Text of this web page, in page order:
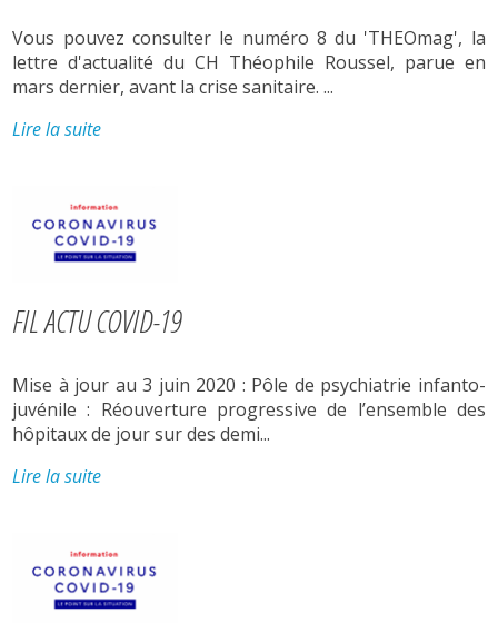
Vous pouvez consulter le numéro 8 du 'THEOmag', la
lettre d'actualité du CH Théophile Roussel, parue en
mars dernier, avant la crise sanitaire. ...
Lire la suite
FIL ACTU COVID-19
Mise à jour au 3 juin 2020 : Pôle de psychiatrie infanto-
juvénile : Réouverture progressive de l’ensemble des
hôpitaux de jour sur des demi...
Lire la suite